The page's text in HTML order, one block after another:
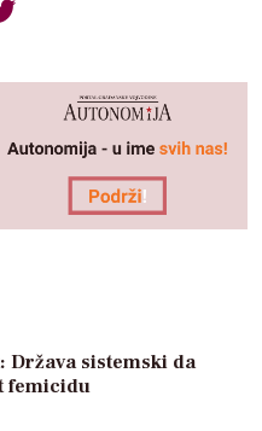
Država sistemski da
femicidu